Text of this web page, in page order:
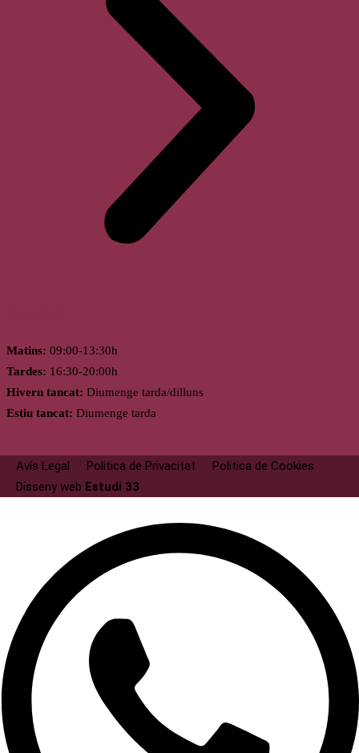
Matins: 09:00-13:30h
Tardes: 16:30-20:00h
Hivern tancat: Diumenge tarda/dilluns
Estiu tancat: Diumenge tarda
Avís Legal Politica de Privacitat
Politica de Cookies
Disseny web Estudi 33